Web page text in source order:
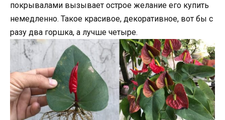
покрывалами вызывает острое желание его купить
немедленно. Такое красивое, декоративное, вот бы с
разу два горшка, а лучше четыре.